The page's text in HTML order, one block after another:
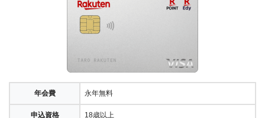
年会費 永年無料
申込資格 18歳以上